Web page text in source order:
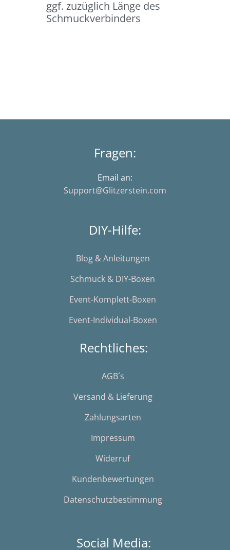
ggf. zuzüglich Länge des
Schmuckverbinders
Fragen:
Email an:
Support@Glitzerstein.com
DIY-Hilfe:
Blog & Anleitungen
Schmuck & DIY-Boxen
Event-Komplett-Boxen
Event-Individual-Boxen
Rechtliches:
AGB´s
Versand & Lieferung
Zahlungsarten
Impressum
Widerruf
Kundenbewertungen
Datenschutzbestimmung
Social Media: